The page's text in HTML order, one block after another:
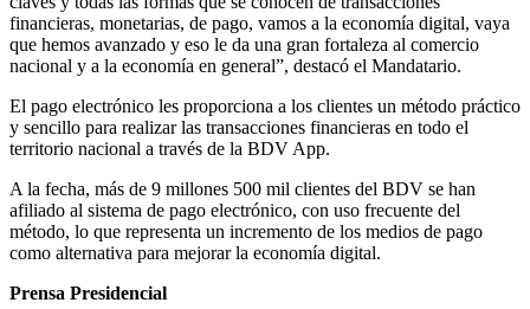
financieras, monetarias, de pago, vamos a la economía digital, vaya
que hemos avanzado y eso le da una gran fortaleza al comercio
nacional y a la economía en general”, destacó el Mandatario.
El pago electrónico les proporciona a los clientes un método práctico
y sencillo para realizar las transacciones financieras en todo el
territorio nacional a través de la BDV App.
A la fecha, más de 9 millones 500 mil clientes del BDV se han
afiliado al sistema de pago electrónico, con uso frecuente del
método, lo que representa un incremento de los medios de pago
como alternativa para mejorar la economía digital.
Prensa Presidencial